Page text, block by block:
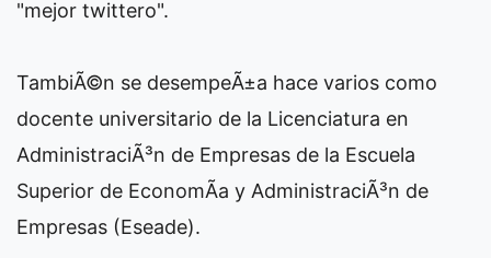
"mejor twittero".
TambiÃ©n se desempeÃ±a hace varios como
docente universitario de la Licenciatura en
AdministraciÃ³n de Empresas de la Escuela
Superior de EconomÃ­a y AdministraciÃ³n de
Empresas (Eseade).